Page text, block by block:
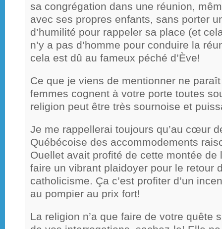
sa congrégation dans une réunion,
avec ses propres enfants, sans porter
d’humilité pour rappeler sa place (et
n’y a pas d’homme pour conduire la
cela est dû au fameux péché d’Ève!
Ce que je viens de mentionner ne
femmes cognent à votre porte toutes
religion peut être très sournoise et
Je me rappellerai toujours qu’au cœur
Québécoise des accommodements
Ouellet avait profité de cette montée
faire un vibrant plaidoyer pour le retour
catholicisme. Ça c’est profiter d’un
au pompier au prix fort!
La religion n’a que faire de votre quête